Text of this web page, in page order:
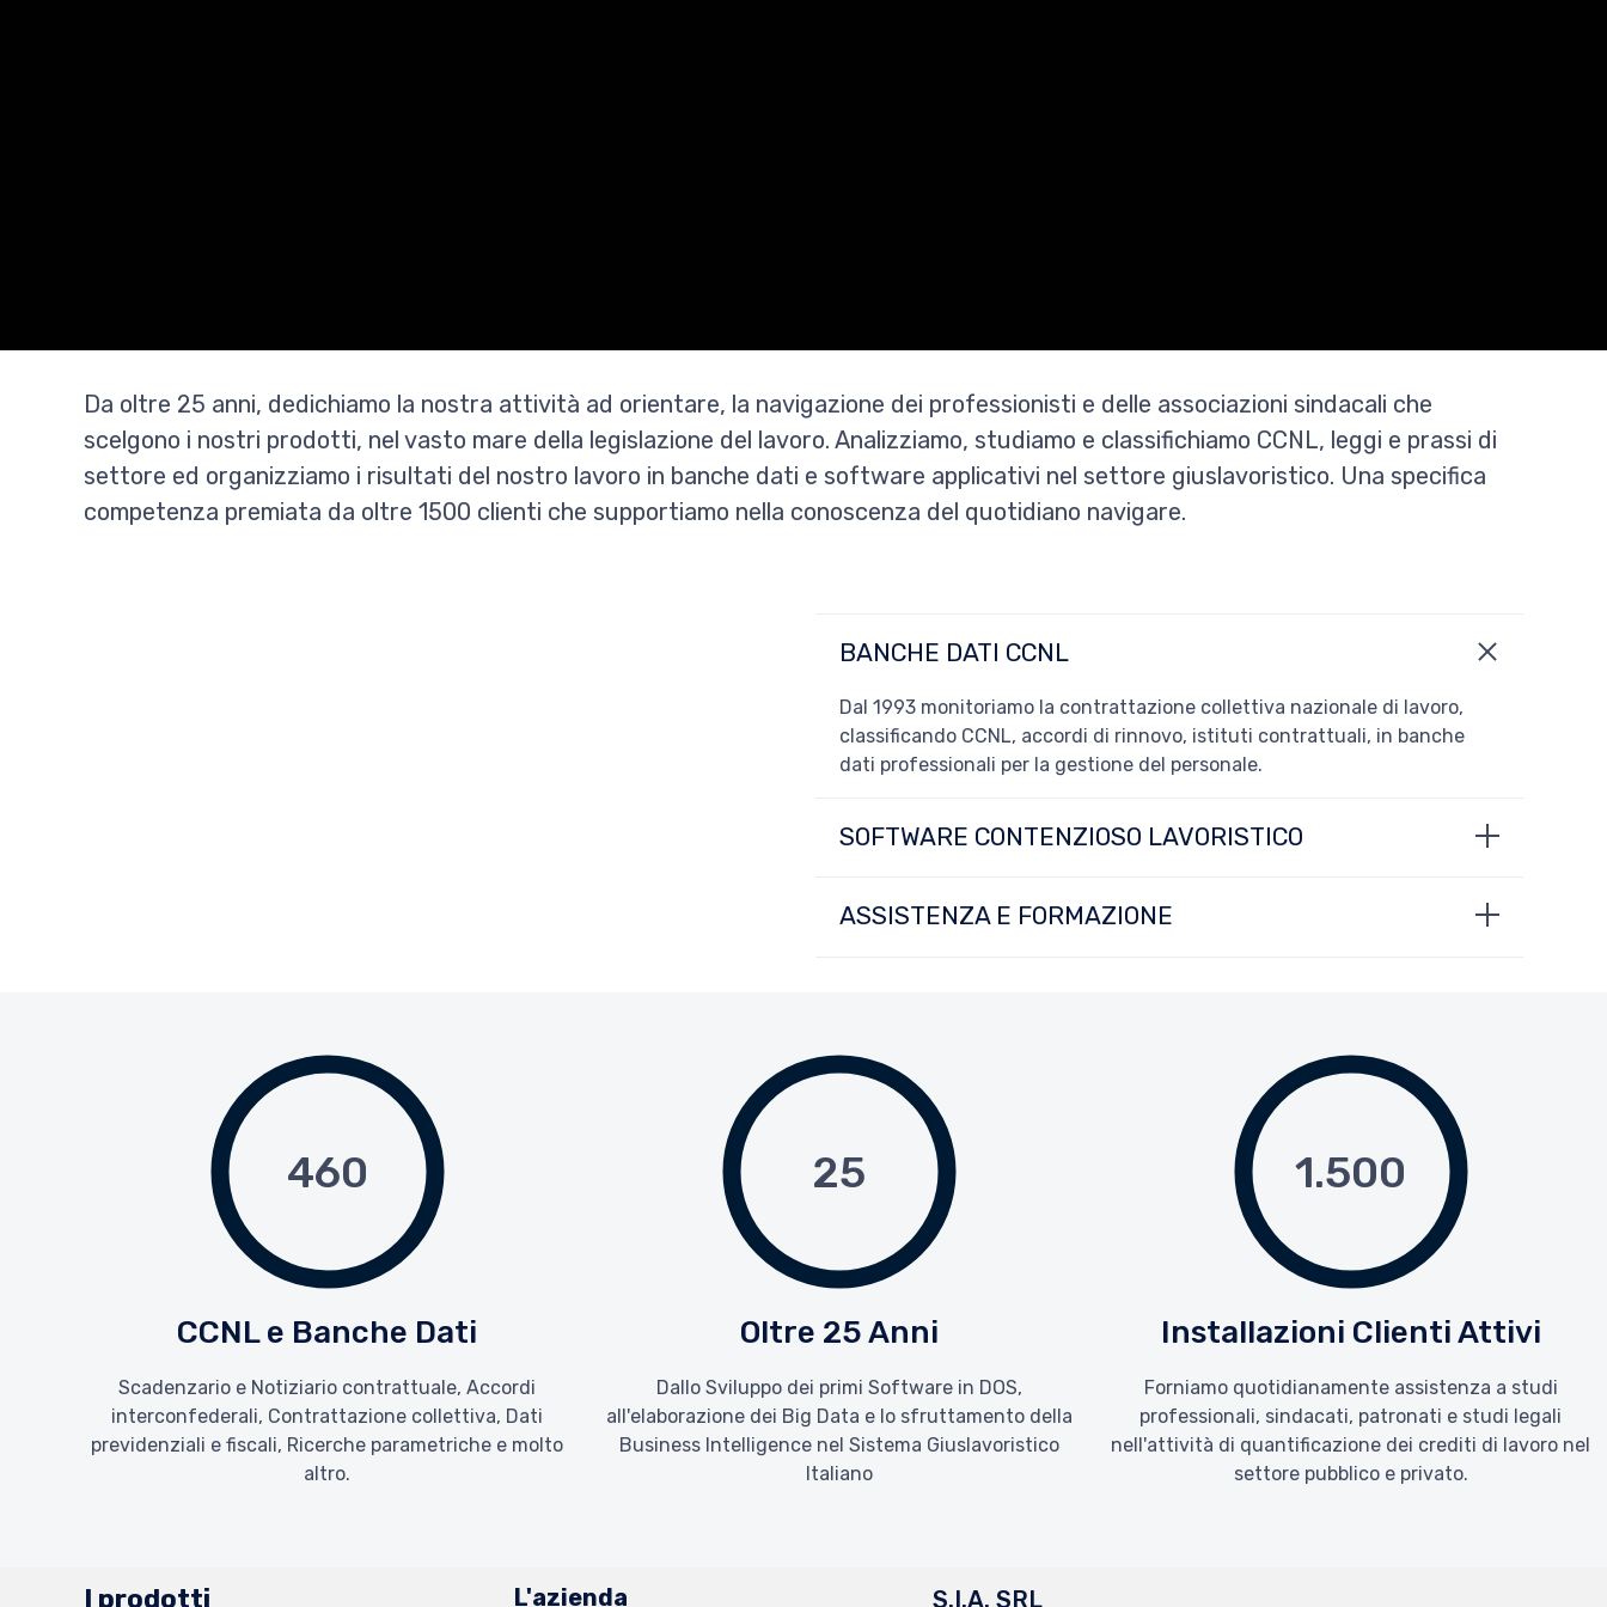
Da oltre 25 anni, dedichiamo la nostra attività ad orientare, la navigazione dei professionisti e delle associazioni sindacali che
scelgono i nostri prodotti, nel vasto mare della legislazione del lavoro. Analizziamo, studiamo e classifichiamo CCNL, leggi e prassi di
settore ed organizziamo i risultati del nostro lavoro in banche dati e software applicativi nel settore giuslavoristico. Una specifica
competenza premiata da oltre 1500 clienti che supportiamo nella conoscenza del quotidiano navigare.
BANCHE DATI CCNL
Dal 1993 monitoriamo la contrattazione collettiva nazionale di lavoro,
classificando CCNL, accordi di rinnovo, istituti contrattuali, in banche
dati professionali per la gestione del personale.
SOFTWARE CONTENZIOSO LAVORISTICO
ASSISTENZA E FORMAZIONE
460
CCNL e Banche Dati
Scadenzario e Notiziario contrattuale, Accordi
interconfederali, Contrattazione collettiva, Dati
previdenziali e fiscali, Ricerche parametriche e molto
altro.
25
Oltre 25 Anni
Dallo Sviluppo dei primi Software in DOS,
all'elaborazione dei Big Data e lo sfruttamento della
Business Intelligence nel Sistema Giuslavoristico
Italiano
1.500
Installazioni Clienti Attivi
Forniamo quotidianamente assistenza a studi
professionali, sindacati, patronati e studi legali
nell'attività di quantificazione dei crediti di lavoro nel
settore pubblico e privato.
I prodotti L'azienda S.I.A. SRL